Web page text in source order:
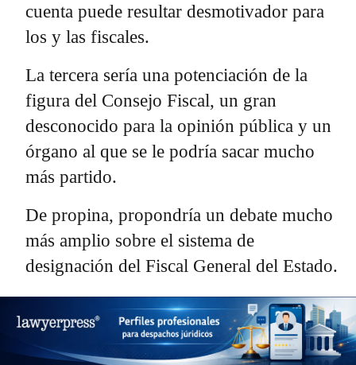
cuenta puede resultar desmotivador para
los y las fiscales.
La tercera sería una potenciación de la
figura del Consejo Fiscal, un gran
desconocido para la opinión pública y un
órgano al que se le podría sacar mucho
más partido.
De propina, propondría un debate mucho
más amplio sobre el sistema de
designación del Fiscal General del Estado.